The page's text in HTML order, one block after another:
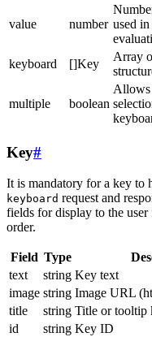
value number used
keyboard []Key
Array
multiple boolean
Key#
It is mandatory for a key to
keyboard request and
fields for display to the
order.
Field Type
text
string Key text
image string Image URL
title
string Title or tooltip
id
string Key ID